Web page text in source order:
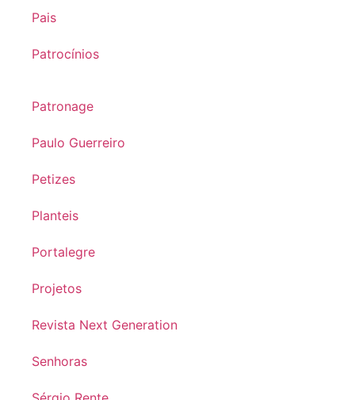
Pais
Patrocínios
Patronage
Paulo Guerreiro
Petizes
Planteis
Portalegre
Projetos
Revista Next Generation
Senhoras